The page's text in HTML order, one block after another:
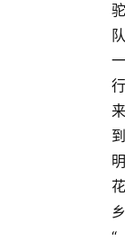
驼
队
一
行
来
到
明
花
乡
“